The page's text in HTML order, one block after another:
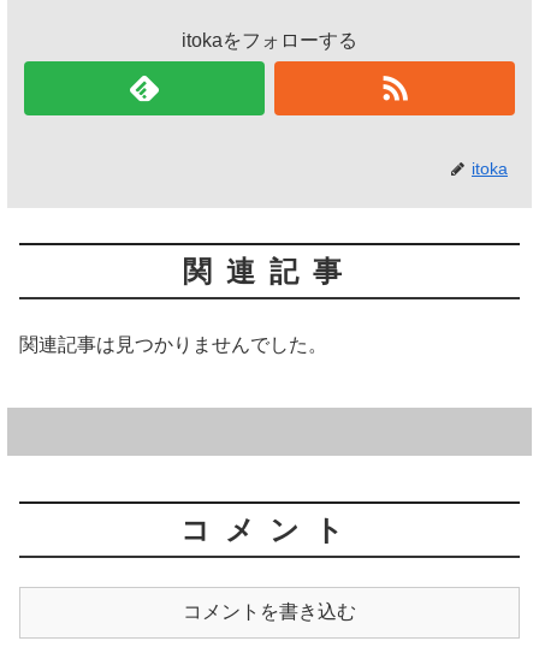
itokaをフォローする
itoka
関連記事
関連記事は見つかりませんでした。
コメント
コメントを書き込む